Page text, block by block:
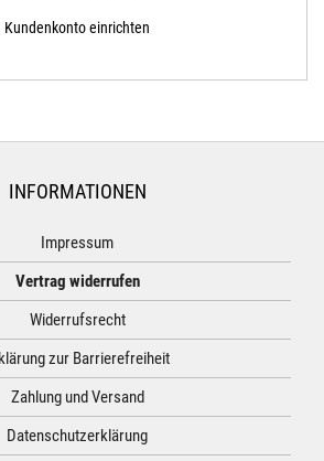
Kundenkonto einrichten
INFORMATIONEN
Impressum
Vertrag widerrufen
Widerrufsrecht
zur Barrierefreiheit
Zahlung und Versand
Datenschutzerklärung